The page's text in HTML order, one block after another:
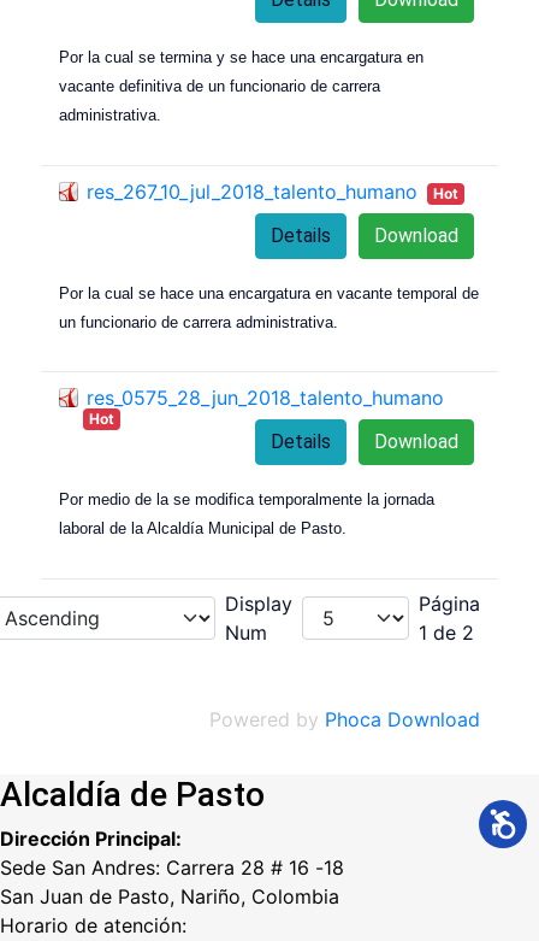
Por la cual se termina y se hace una encargatura en
vacante definitiva de un funcionario de carrera
administrativa.
res_267_10_jul_2018_talento_humano Hot
Download
Details
Por la cual se hace una encargatura en vacante temporal de
un funcionario de carrera administrativa.
res_0575_28_jun_2018_talento_humano
Hot
Download
Details
Por medio de la se modifica temporalmente la jornada
laboral de la Alcaldía Municipal de Pasto.
Display
Num
Página
1 de 2
Powered by Phoca Download
Alcaldía de Pasto
Dirección Principal:
Sede San Andres: Carrera 28 # 16 -18
San Juan de Pasto, Nariño, Colombia
Horario de atención: